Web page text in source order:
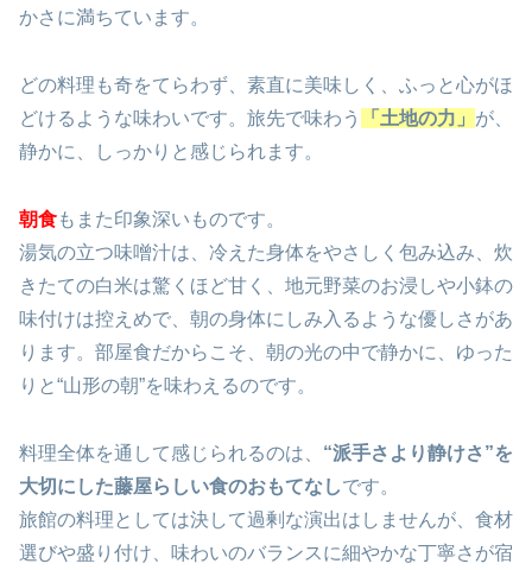
かさに満ちています。
どの料理も奇をてらわず、素直に美味しく、ふっと心がほ
どけるような味わいです。旅先で味わう
「土地の力」 が、
静かに、しっかりと感じられます。
朝食もまた印象深いものです。
湯気の立つ味噌汁は、冷えた身体をやさしく包み込み、炊
きたての白米は驚くほど甘く、地元野菜のお浸しや小鉢の
味付けは控えめで、朝の身体にしみ入るような優しさがあ
ります。部屋食だからこそ、朝の光の中で静かに、ゆった
りと“山形の朝”を味わえるのです。
料理全体を通して感じられるのは、 “派手さより静けさ”を
大切にした藤屋らしい食のおもてなしです。
旅館の料理としては決して過剰な演出はしませんが、食材
選びや盛り付け、味わいのバランスに細やかな丁寧さが宿